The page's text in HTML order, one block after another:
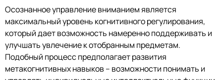
Осознанное управление вниманием является
максимальный уровень когнитивного регулирования,
который дает возможность намеренно поддерживать и
улучшать увлечение к отобранным предметам.
Подобный процесс предполагает развития
метакогнитивных навыков – возможности понимать и